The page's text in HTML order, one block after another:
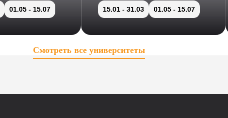
01.05- 15.07 15.01 - 31.03 01.05 - 15.07
Смотреть все университеты